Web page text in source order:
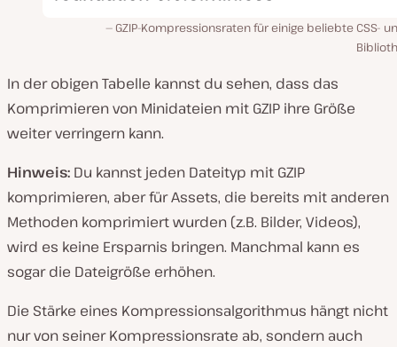
GZIP-Kompressionsraten für einige beliebte CSS-
In der obigen Tabelle kannst du sehen, dass das
Komprimieren von Minidateien mit GZIP ihre Größe
weiter verringern kann.
Hinweis: Du kannst jeden Dateityp mit GZIP
komprimieren, aber für Assets, die bereits mit anderen
Methoden komprimiert wurden (z.B. Bilder, Videos),
wird es keine Ersparnis bringen. Manchmal kann es
sogar die Dateigröße erhöhen.
Die Stärke eines Kompressionsalgorithmus hängt nicht
nur von seiner Kompressionsrate ab, sondern auch